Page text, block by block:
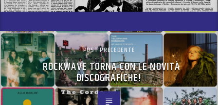
POST PRECEDENTE
ROCKWAVE TORNA CON LE NOVITÀ
DISCOGRAFICHE!